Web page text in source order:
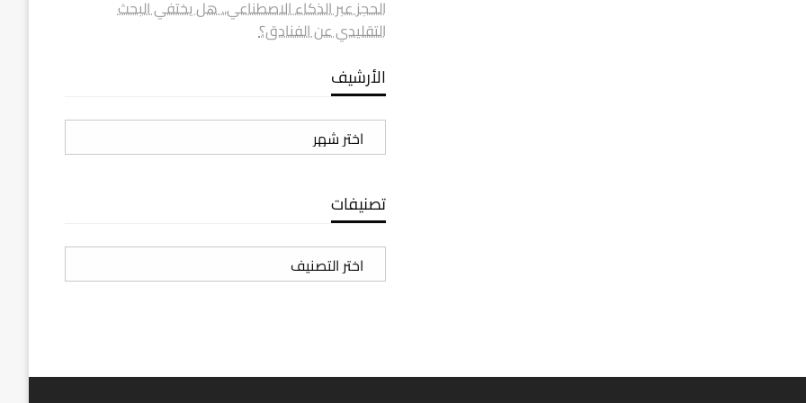
الحجز عبر الذكاء الاصطناعي.. هل يختفي البحث
التقليدي عن الفنادق؟
الأرشيف
الأرشيف
تصنيفات
تصنيفات